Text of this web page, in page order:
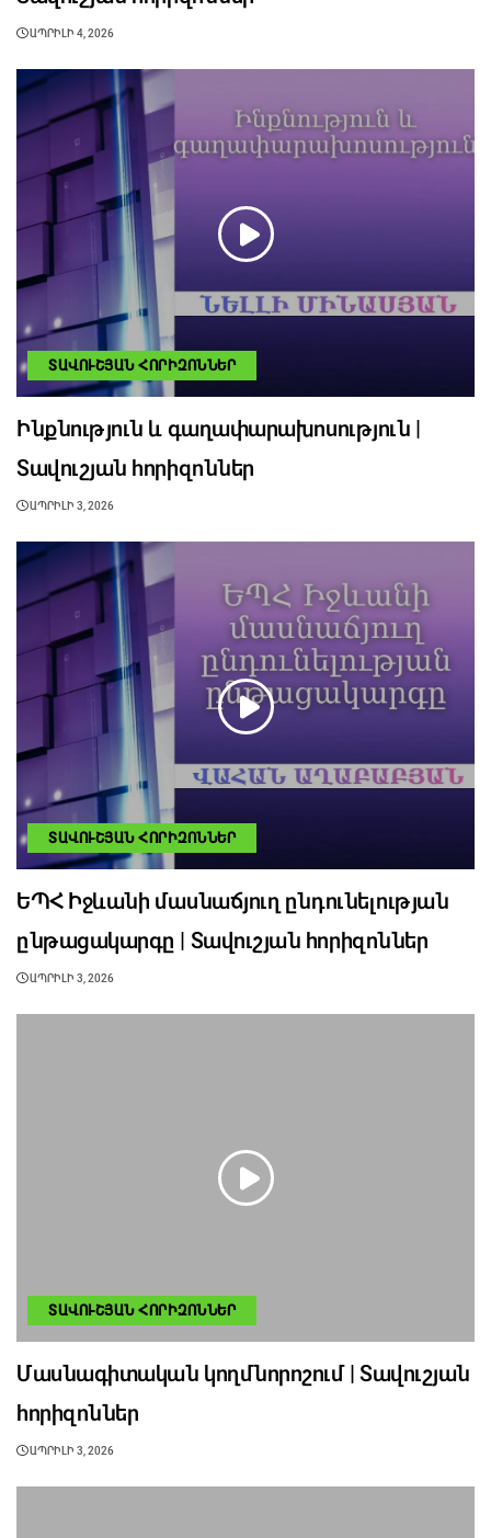
ԱՊՐԻԼԻ 4, 2026
ՏԱՎՈՒՇՅԱՆ ՀՈՐԻԶՈՆՆԵՐ
Ինքնություն և գաղափարախոսություն |
Տավուշյան հորիզոններ
ԱՊՐԻԼԻ 3, 2026
ՏԱՎՈՒՇՅԱՆ ՀՈՐԻԶՈՆՆԵՐ
ԵՊՀ Իջևանի մասնաճյուղ ընդունելության
ընթացակարգը | Տավուշյան հորիզոններ
ԱՊՐԻԼԻ 3, 2026
ՏԱՎՈՒՇՅԱՆ ՀՈՐԻԶՈՆՆԵՐ
Մասնագիտական կողմնորոշում | Տավուշյան
հորիզոններ
ԱՊՐԻԼԻ 3, 2026